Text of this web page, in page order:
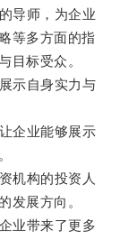
导师，为企业
等多方面的指
目标受众。
示自身实力与
企业能够展示
机构的投资人
发展方向。
业带来了更多